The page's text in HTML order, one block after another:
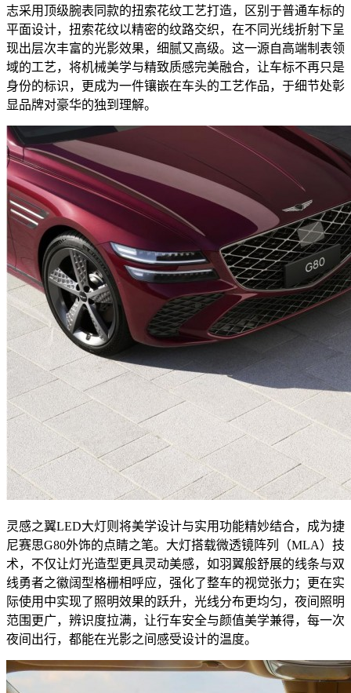
志采用顶级腕表同款的扭索花纹工艺打造，区别于普通车标的
平面设计，扭索花纹以精密的纹路交织，在不同光线折射下呈
现出层次丰富的光影效果，细腻又高级。这一源自高端制表领
域的工艺，将机械美学与精致质感完美融合，让车标不再只是
身份的标识，更成为一件镶嵌在车头的工艺作品，于细节处彰
显品牌对豪华的独到理解。
灵感之翼LED大灯则将美学设计与实用功能精妙结合，成为捷
尼赛思G80外饰的点睛之笔。大灯搭载微透镜阵列（MLA）技
术，不仅让灯光造型更具灵动美感，如羽翼般舒展的线条与双
线勇者之徽阔型格栅相呼应，强化了整车的视觉张力；更在实
际使用中实现了照明效果的跃升，光线分布更均匀，夜间照明
范围更广，辨识度拉满，让行车安全与颜值美学兼得，每一次
夜间出行，都能在光影之间感受设计的温度。